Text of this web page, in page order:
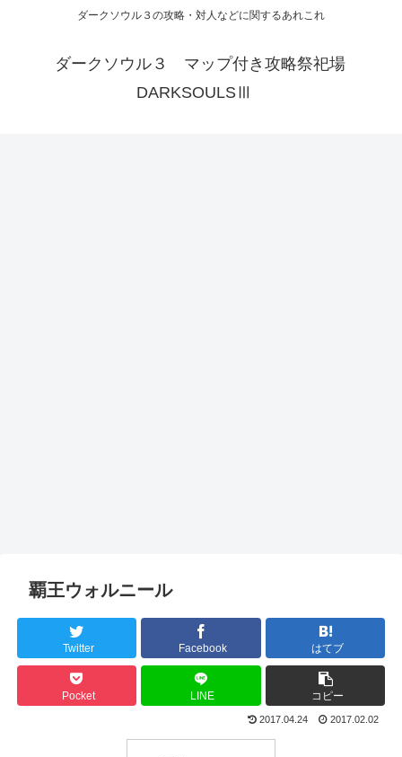
ダークソウル３の攻略・対人などに関するあれこれ
ダークソウル３ マップ付き攻略祭祀場
DARKSOULSⅢ
覇王ウォルニール
Twitter Facebook はてブ
Pocket LINE コピー
2017.04.24 2017.02.02